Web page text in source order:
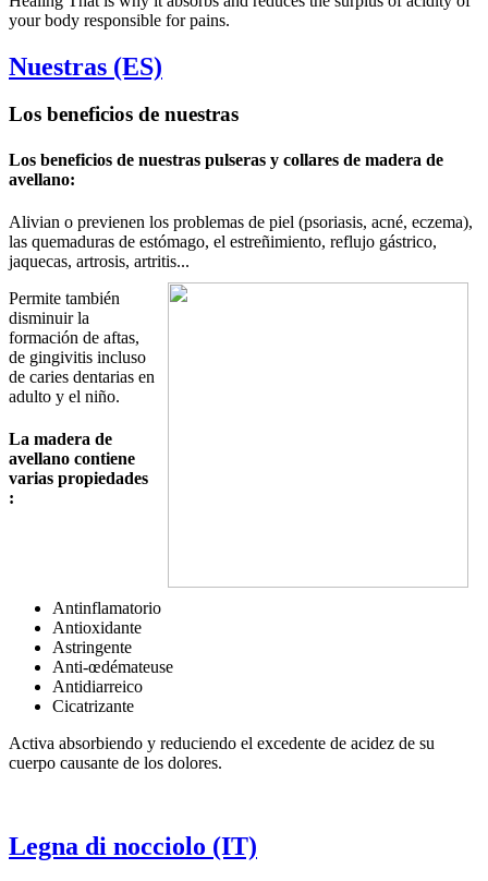
your body responsible for pains.
Nuestras (ES)
Los beneficios de nuestras
Los beneficios de nuestras pulseras y collares de madera de
avellano:
Alivian o previenen los problemas de piel (psoriasis, acné, eczema),
las quemaduras de estómago, el estreñimiento, reflujo gástrico,
jaquecas, artrosis, artritis...
Permite también
disminuir la
formación de aftas,
de gingivitis incluso
de caries dentarias en
adulto y el niño.
La madera de
avellano contiene
varias propiedades
:
Antinflamatorio
Antioxidante
Astringente
Anti-œdémateuse
Antidiarreico
Cicatrizante
Activa absorbiendo y reduciendo el excedente de acidez de su
cuerpo causante de los dolores.
Legna di nocciolo (IT)